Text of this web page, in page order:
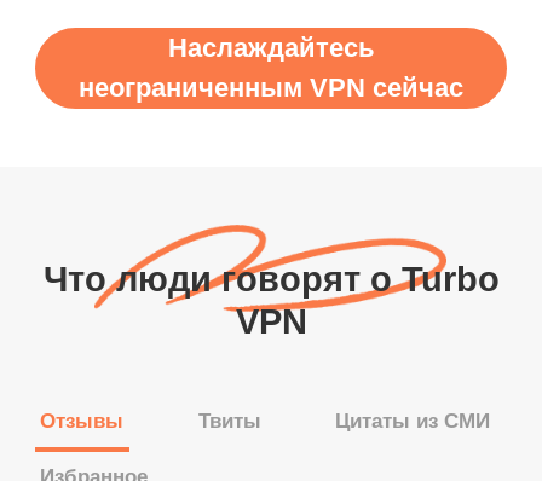
Наслаждайтесь
неограниченным VPN сейчас
Что люди говорят о Turbo
VPN
Отзывы Твиты Цитаты из СМИ